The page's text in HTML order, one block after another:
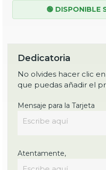
🟢 DISPONIBLE
Dedicatoria
No olvides hacer clic
que puedas añadir el
Mensaje para la Tarjeta
Atentamente,